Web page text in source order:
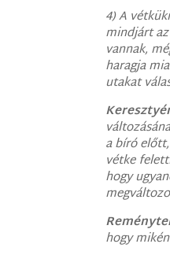
4) A
mindjárt
vannak,
haragja
utakat
a bíró
vétke
hogy
hogy